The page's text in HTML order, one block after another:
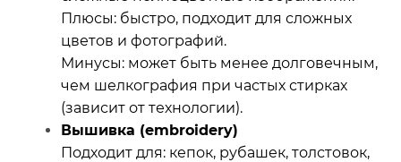
Плюсы: быстро, подходит для сложных
цветов и фотографий.
Минусы: может быть менее долговечным,
чем шелкография при частых стирках
(зависит от технологии).
Вышивка (embroidery)
Подходит для: кепок, рубашек, толстовок,